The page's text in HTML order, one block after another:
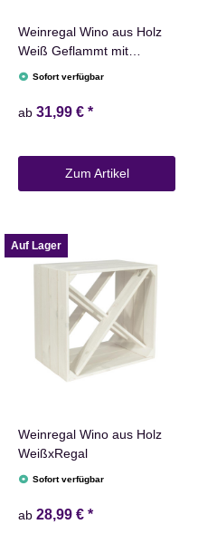
Weinregal Wino aus Holz
Weiß Geflammt mit
Regalbrett
Sofort verfügbar
ab 31,99 € *
Zum Artikel
Auf Lager
Weinregal Wino aus Holz
WeißxRegal
Sofort verfügbar
ab 28,99 € *